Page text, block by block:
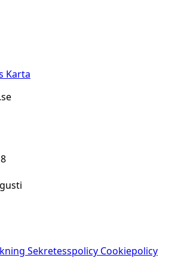
Karta
Sekretesspolicy Cookiepolicy